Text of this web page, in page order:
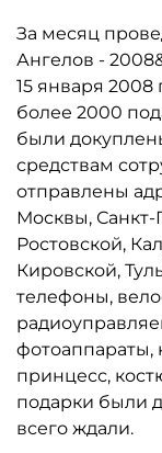
За месяц
Ангелов -
15 января
более 2000
были
средствам
отправлены
Москвы, Санкт-
Ростовской,
Кировской,
телефоны,
фотоаппараты,
принцесс,
подарки были
всего ждали.